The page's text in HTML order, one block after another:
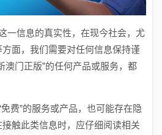
一信息的真实性，在现今社会，尤
面，我们需要对任何信息保持谨
澳门正版”的任何产品或服务，都
费”的服务或产品，也可能存在隐
触此类信息时，应仔细阅读相关